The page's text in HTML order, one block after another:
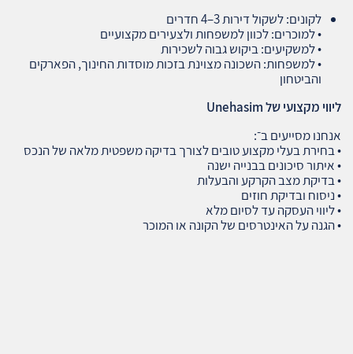
לקונים: לשקול דירות 3–4 חדרים
• למוכרים: לכוון למשפחות ולצעירים מקצועיים
• למשקיעים: ביקוש גבוה לשכירות
• למשפחות: השכונה מצוינת בזכות מוסדות החינוך, הפארקים
והביטחון
ליווי מקצועי של
אנחנו מסייעים ב־:
• בחירת בעלי מקצוע טובים לצורך בדיקה משפטית מלאה של הנכס
• איתור סיכונים בבנייה ישנה
• בדיקת מצב הקרקע והבעלות
• ניסוח ובדיקת חוזים
• ליווי העסקה עד לסיום מלא
• הגנה על האינטרסים של הקונה או המוכר